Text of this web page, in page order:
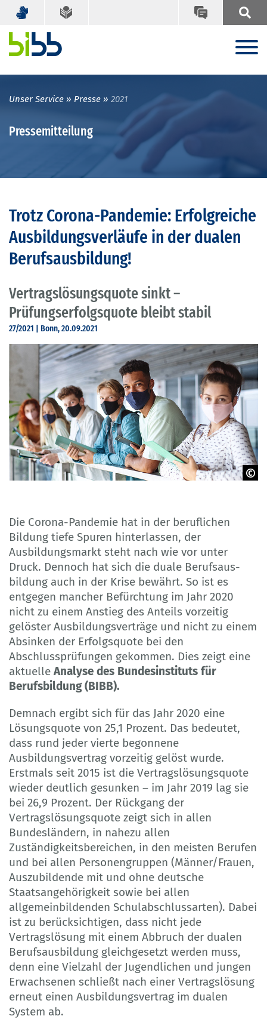
Unser Service Presse 2021
Pressemitteilung
Trotz Corona-Pandemie: Erfolgreiche
Ausbildungsverläufe in der dualen
Berufsausbildung!
Vertragslösungsquote sinkt –
Prüfungserfolgsquote bleibt stabil
27/2021 | Bonn, 20.09.2021
Die Corona-Pandemie hat in der beruflichen
Bildung tiefe Spuren hinterlassen, der
Ausbildungsmarkt steht nach wie vor unter
Druck. Dennoch hat sich die duale Berufsaus­
bildung auch in der Krise bewährt. So ist es
entgegen mancher Befürchtung im Jahr 2020
nicht zu einem Anstieg des Anteils vorzeitig
gelöster Ausbildungsverträge und nicht zu einem
Absinken der Erfolgsquote bei den
Abschlussprüfungen gekommen. Dies zeigt eine
aktuelle Analyse des Bundesinstituts für
Berufsbildung (BIBB).
Demnach ergibt sich für das Jahr 2020 eine
Lösungsquote von 25,1 Prozent. Das bedeutet,
dass rund jeder vierte begonnene
Ausbildungsvertrag vorzeitig gelöst wurde.
Erstmals seit 2015 ist die Vertragslösungsquote
wieder deutlich gesunken – im Jahr 2019 lag sie
bei 26,9 Prozent. Der Rückgang der
Vertragslösungs­quote zeigt sich in allen
Bundesländern, in nahezu allen
Zuständigkeitsbereichen, in den meisten Berufen
und bei allen Personen­gruppen (Männer/Frauen,
Auszubildende mit und ohne deutsche
Staatsangehörigkeit sowie bei allen
allgemeinbildenden Schulabschlussarten). Dabei
ist zu berücksichtigen, dass nicht jede
Vertragslösung mit einem Abbruch der dualen
Berufsausbildung gleich­gesetzt werden muss,
denn eine Vielzahl der Jugendlichen und jungen
Erwachsenen schließt nach einer Vertragslösung
erneut einen Ausbildungsvertrag im dualen
System ab.